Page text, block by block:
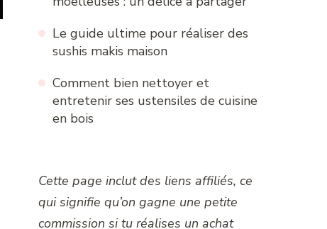
Le guide ultime pour réaliser des
sushis makis maison
Comment bien nettoyer et
entretenir ses ustensiles de cuisine
en bois
Cette page inclut des liens affiliés, ce
qui signifie qu’on gagne une petite
commission si tu réalises un achat